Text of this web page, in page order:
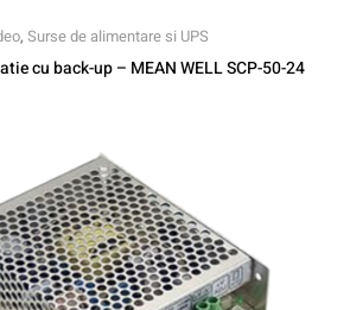
, Surse de alimentare si UPS
cu back-up – MEAN WELL SCP-50-24